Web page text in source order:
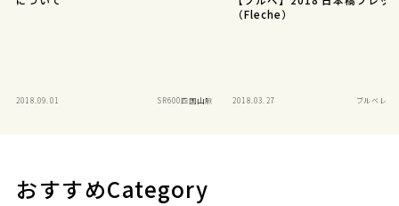
2018.09.01 SR600四国山脈
（Fleche）
2018.03.27 ブルベレポ
おすすめCategory